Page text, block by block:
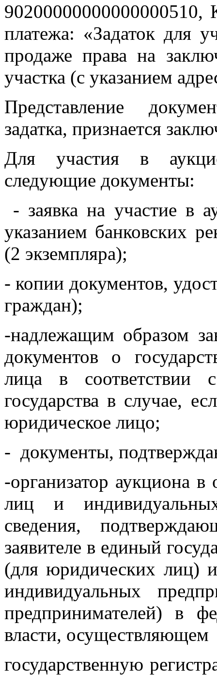
платежа: «Задаток для
продаже права на
участка (с указанием
Представление
задатка, признается
Для участия в
следующие документы:
- заявка на участие в
указанием банковских
(2 экземпляра);
- копии документов,
граждан);
-надлежащим образом
документов о
лица в соответствии с
государства в случае,
юридическое лицо;
- документы,
-организатор аукциона
лиц и
сведения,
заявителе в единый
(для юридических лиц)
индивидуальных
предпринимателей) в
власти, осуществляющем
государственную